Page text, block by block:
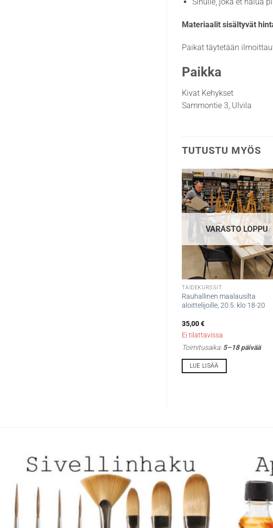
Sinulle, joka et halua
Materiaalit sisältyvät
Paikat täytetään
Paikka
Kivat Kehykset
Sammontie 3, Ulvila
TUTUSTU MYÖS
VARASTO LOPPU
TAIDEKURSSIT
Rauhallinen maalausilta
aloittelijoille, 20.5. klo 18-20
35,00€
Ei tilattavissa
Toimitusaika:5–18 päivää
LUE LISÄÄ